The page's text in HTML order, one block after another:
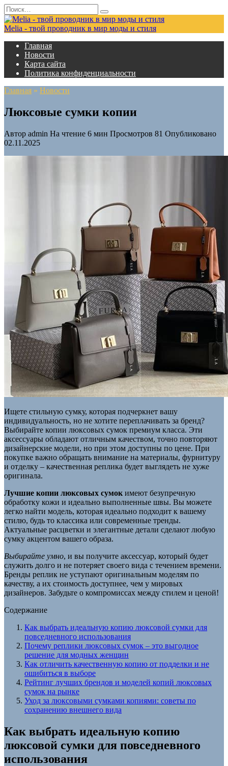
Перейти
к
содержанию
Search
for:
Melia - твой проводник в мир моды и стиля
Главная
Новости
Карта сайта
Политика конфиденциальности
Главная » Новости
Люксовые сумки копии
Автор admin На чтение 6 мин Просмотров 81 Опубликовано
02.11.2025
Ищете стильную сумку, которая подчеркнет вашу
индивидуальность, но не хотите переплачивать за бренд?
Выбирайте копии люксовых сумок премиум класса. Эти
аксессуары обладают отличным качеством, точно повторяют
дизайнерские модели, но при этом доступны по цене. При
покупке важно обращать внимание на материалы, фурнитуру
и отделку – качественная реплика будет выглядеть не хуже
оригинала.
Лучшие копии люксовых сумок имеют безупречную
обработку кожи и идеально выполненные швы. Вы можете
легко найти модель, которая идеально подходит к вашему
стилю, будь то классика или современные тренды.
Актуальные расцветки и элегантные детали сделают любую
сумку акцентом вашего образа.
Выбирайте умно, и вы получите аксессуар, который будет
служить долго и не потеряет своего вида с течением времени.
Бренды реплик не уступают оригинальным моделям по
качеству, а их стоимость доступнее, чем у мировых
дизайнеров. Забудьте о компромиссах между стилем и ценой!
Содержание
Как выбрать идеальную копию люксовой сумки для
повседневного использования
Почему реплики люксовых сумок – это выгодное
решение для модных женщин
Как отличить качественную копию от подделки и не
ошибиться в выборе
Рейтинг лучших брендов и моделей копий люксовых
сумок на рынке
Уход за люксовыми сумками копиями: советы по
сохранению внешнего вида
Как выбрать идеальную копию
люксовой сумки для повседневного
использования